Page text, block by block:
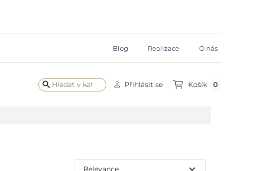
Blog Realizace O nás
search Přihlásit se Košík 0
Relevance